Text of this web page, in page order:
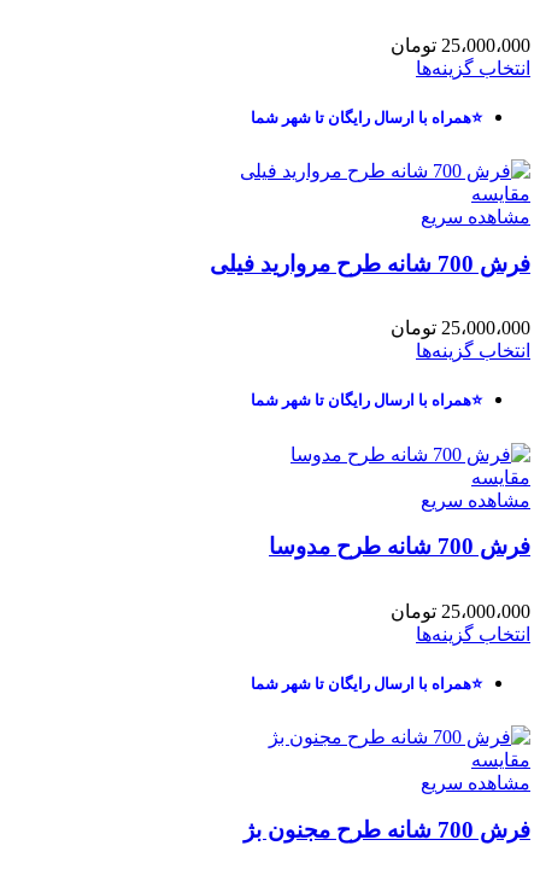
25،000،000 تومان
انتخاب گزینه‌ها
⭐همراه با ارسال رایگان تا شهر شما
مقایسه
مشاهده سریع
فرش 700 شانه طرح مروارید فیلی
25،000،000 تومان
انتخاب گزینه‌ها
⭐همراه با ارسال رایگان تا شهر شما
مقایسه
مشاهده سریع
فرش 700 شانه طرح مدوسا
25،000،000 تومان
انتخاب گزینه‌ها
⭐همراه با ارسال رایگان تا شهر شما
مقایسه
مشاهده سریع
فرش 700 شانه طرح مجنون بژ